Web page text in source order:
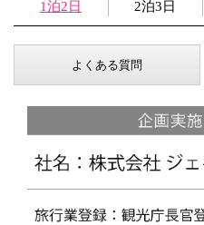
1泊2日 2泊3日
よくある質問